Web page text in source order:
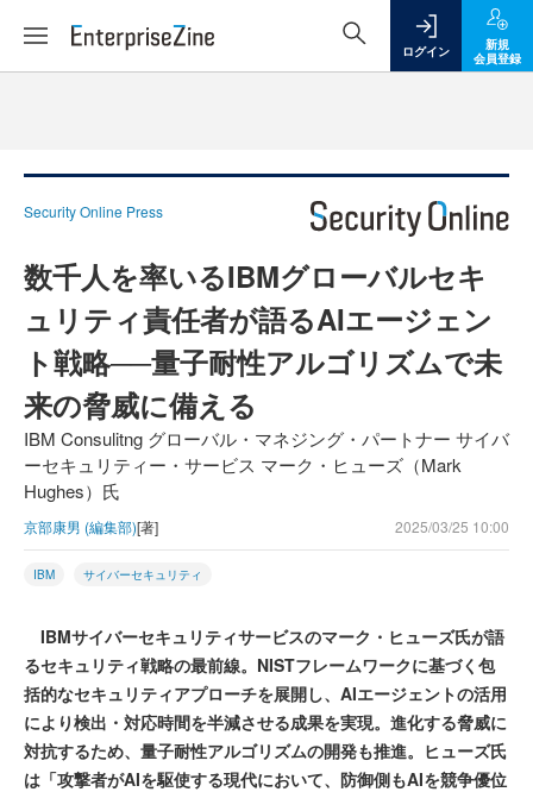
ログイン
新規
会員登録
Security Online Press
数千人を率いるIBMグローバルセキ
ュリティ責任者が語るAIエージェン
ト戦略──量子耐性アルゴリズムで未
来の脅威に備える
IBM Consulitng グローバル・マネジング・パートナー サイバ
ーセキュリティー・サービス マーク・ヒューズ（Mark
Hughes）氏
京部康男 (編集部)[著] 2025/03/25 10:00
IBM サイバーセキュリティ
IBMサイバーセキュリティサービスのマーク・ヒューズ氏が語
るセキュリティ戦略の最前線。NISTフレームワークに基づく包
括的なセキュリティアプローチを展開し、AIエージェントの活用
により検出・対応時間を半減させる成果を実現。進化する脅威に
対抗するため、量子耐性アルゴリズムの開発も推進。ヒューズ氏
は「攻撃者がAIを駆使する現代において、防御側もAIを競争優位